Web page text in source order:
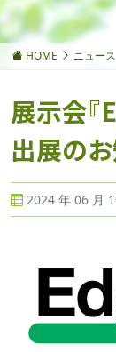
HOME ニュース
展示会
出展の
2024 年 06 月